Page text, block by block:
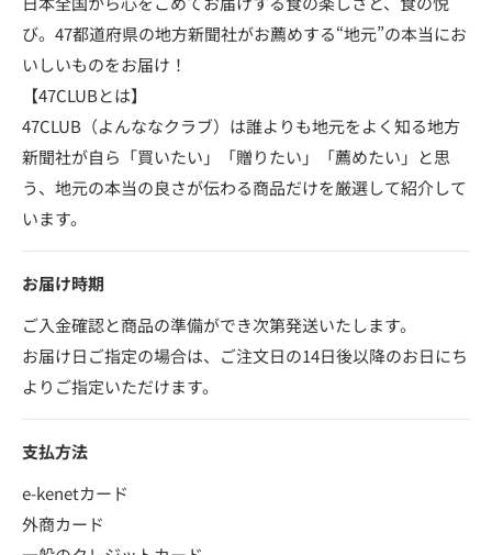
び。47都道府県の地方新聞社がお薦めする“地元”の本当にお
いしいものをお届け！
【47CLUBとは】
47CLUB（よんななクラブ）は誰よりも地元をよく知る地方
新聞社が自ら「買いたい」「贈りたい」「薦めたい」と思
う、地元の本当の良さが伝わる商品だけを厳選して紹介して
います。
お届け時期
ご入金確認と商品の準備ができ次第発送いたします。
お届け日ご指定の場合は、ご注文日の14日後以降のお日にち
よりご指定いただけます。
支払方法
e-kenetカード
外商カード